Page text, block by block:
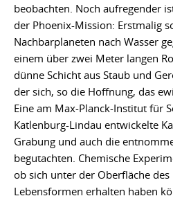
beobachten. Noch aufregender
der Phoenix-Mission: Erstmalig
Nachbarplaneten nach Wasser
einem über zwei Meter langen
dünne Schicht aus Staub und
der sich, so die Hoffnung, das
Eine am Max-Planck-Institut für
Katlenburg-Lindau entwickelte
Grabung und auch die
begutachten. Chemische
ob sich unter der Oberfläche
Lebensformen erhalten haben